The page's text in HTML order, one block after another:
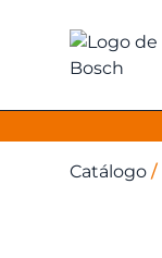
Catálogo /